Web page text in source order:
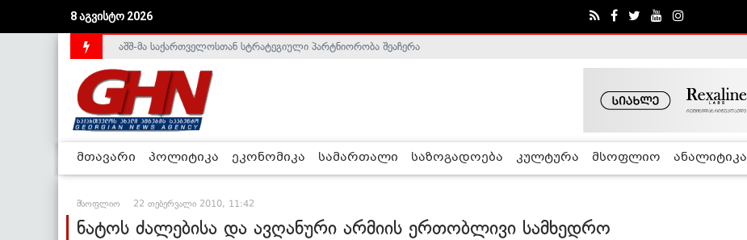
8 აგვისტო 2026
საქართველოს დე-ფაქტო მთავრობა არალეგიტიმურია - ჰელსინკის კომისია
აშშ-მა საქართველოსთან სტრატეგიული პარტნიორობა შეაჩერა
მთავარი პოლიტიკა ეკონომიკა სამართალი საზოგადოება კულტურა მსოფლიო ანალიტიკა
მსოფლიო 22 თებერვალი 2010, 11:42
ნატოს ძალებისა და ავღანური არმიის ერთობლივი სამხედრო